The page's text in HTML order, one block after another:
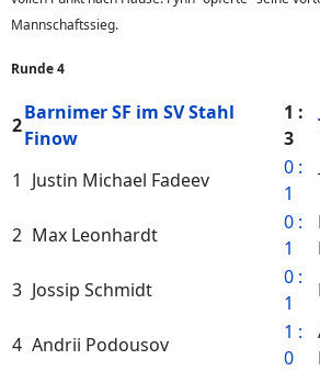
Mannschaftssieg.
Runde 4
2
Barnimer SF im SV Stahl
Finow
1 :
3
1 Justin Michael Fadeev
0 :
1
2 Max Leonhardt
0 :
1
3 Jossip Schmidt
0 :
1
4 Andrii Podousov
1 :
0